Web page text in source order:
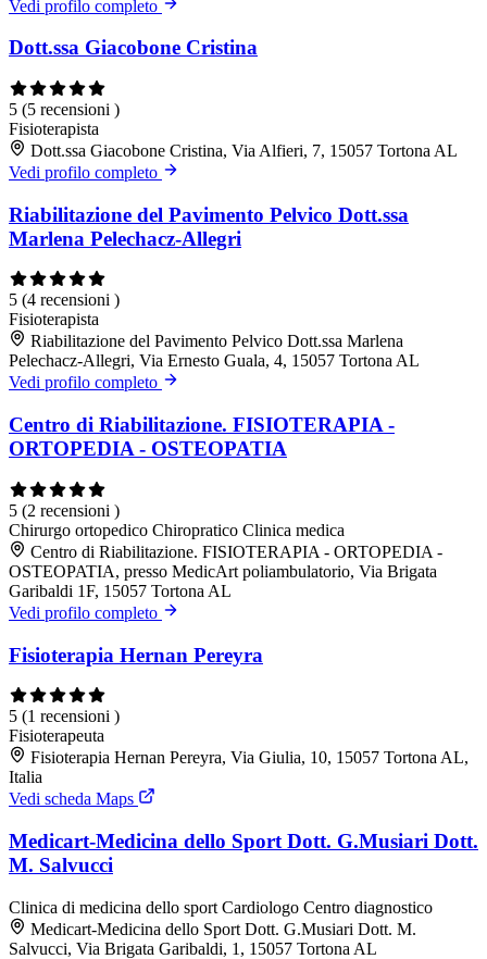
Vedi profilo completo
Dott.ssa Giacobone Cristina
5 (5 recensioni )
Fisioterapista
Dott.ssa Giacobone Cristina, Via Alfieri, 7, 15057 Tortona AL
Vedi profilo completo
Riabilitazione del Pavimento Pelvico Dott.ssa
Marlena Pelechacz-Allegri
5 (4 recensioni )
Fisioterapista
Riabilitazione del Pavimento Pelvico Dott.ssa Marlena
Pelechacz-Allegri, Via Ernesto Guala, 4, 15057 Tortona AL
Vedi profilo completo
Centro di Riabilitazione. FISIOTERAPIA -
ORTOPEDIA - OSTEOPATIA
5 (2 recensioni )
Chirurgo ortopedico Chiropratico Clinica medica
Centro di Riabilitazione. FISIOTERAPIA - ORTOPEDIA -
OSTEOPATIA, presso MedicArt poliambulatorio, Via Brigata
Garibaldi 1F, 15057 Tortona AL
Vedi profilo completo
Fisioterapia Hernan Pereyra
5 (1 recensioni )
Fisioterapeuta
Fisioterapia Hernan Pereyra, Via Giulia, 10, 15057 Tortona AL,
Italia
Vedi scheda Maps
Medicart-Medicina dello Sport Dott. G.Musiari Dott.
M. Salvucci
Clinica di medicina dello sport Cardiologo Centro diagnostico
Medicart-Medicina dello Sport Dott. G.Musiari Dott. M.
Salvucci, Via Brigata Garibaldi, 1, 15057 Tortona AL